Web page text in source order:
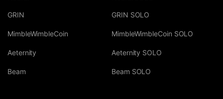
GRIN
MimbleWimbleCoin
Aeternity
Beam
GRIN SOLO
MimbleWimbleCoin SOLO
Aeternity SOLO
Beam SOLO